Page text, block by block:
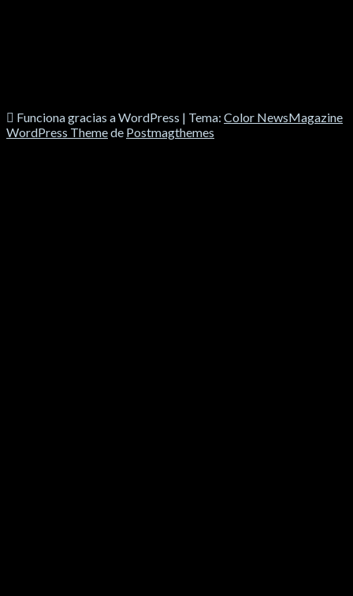
Funciona gracias a WordPress | Tema: Color NewsMagazine
WordPress Themede Postmagthemes